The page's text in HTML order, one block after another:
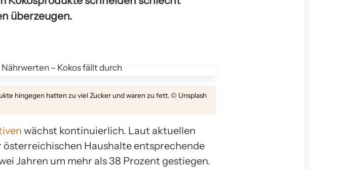
überzeugen.
hingegen hatten zu viel Zucker und waren zu fett. © Unsplash
wächst kontinuierlich. Laut aktuellen
Haushalte entsprechende
Jahren um mehr als 38 Prozent gestiegen.